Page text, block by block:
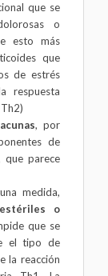
que se
o
esto más
que
de estrés
respuesta
, por
de
que parece
medida,
o
que se
el tipo de
la reacción